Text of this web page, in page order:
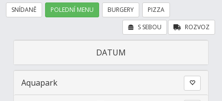
SNÍDANĚ POLEDNÍ MENU BURGERY PIZZA
ROZVOZ
S SEBOU
DATUM
Aquapark